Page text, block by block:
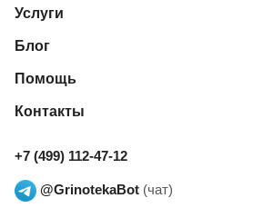
Услуги
Блог
Помощь
Контакты
+7 (499) 112-47-12
@GrinotekaBot (чат)